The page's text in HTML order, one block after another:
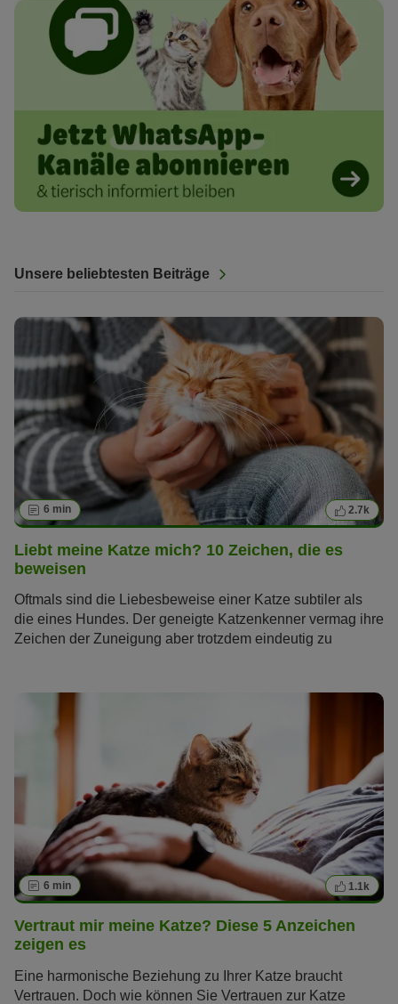
Unsere beliebtesten Beiträge
6 min 2.7k
Liebt meine Katze mich? 10 Zeichen, die es
beweisen
Oftmals sind die Liebesbeweise einer Katze subtiler als
die eines Hundes. Der geneigte Katzenkenner vermag ihre
Zeichen der Zuneigung aber trotzdem eindeutig zu
Katze mich?
6 min 1.1k
Vertraut mir meine Katze? Diese 5 Anzeichen
zeigen es
Eine harmonische Beziehung zu Ihrer Katze braucht
Vertrauen. Doch wie können Sie Vertrauen zur Katze